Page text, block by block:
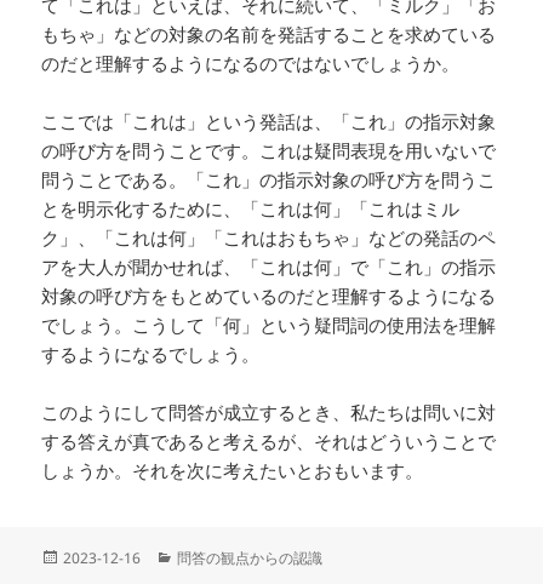
て「これは」といえば、それに続いて、「ミルク」「お
もちゃ」などの対象の名前を発話することを求めている
のだと理解するようになるのではないでしょうか。
ここでは「これは」という発話は、「これ」の指示対象
の呼び方を問うことです。これは疑問表現を用いないで
問うことである。「これ」の指示対象の呼び方を問うこ
とを明示化するために、「これは何」「これはミル
ク」、「これは何」「これはおもちゃ」などの発話のペ
アを大人が聞かせれば、「これは何」で「これ」の指示
対象の呼び方をもとめているのだと理解するようになる
でしょう。こうして「何」という疑問詞の使用法を理解
するようになるでしょう。
このようにして問答が成立するとき、私たちは問いに対
する答えが真であると考えるが、それはどういうことで
しょうか。それを次に考えたいとおもいます。
投
2023-12-16
カ
問答の観点からの認識